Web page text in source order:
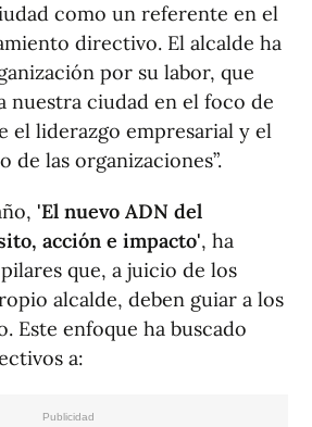
como un referente en el
directivo. El alcalde ha
por su labor, que
nuestra ciudad en el foco de
el liderazgo empresarial y el
de las organizaciones”.
'El nuevo ADN del
acción e impacto', ha
que, a juicio de los
alcalde, deben guiar a los
Este enfoque ha buscado
a: